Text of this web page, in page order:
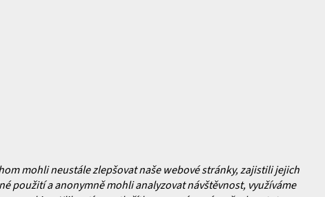
mohli neustále zlepšovat naše webové stránky, zajistili jejich
použití a anonymně mohli analyzovat návštěvnost, využíváme
o nových produktech na našem e-